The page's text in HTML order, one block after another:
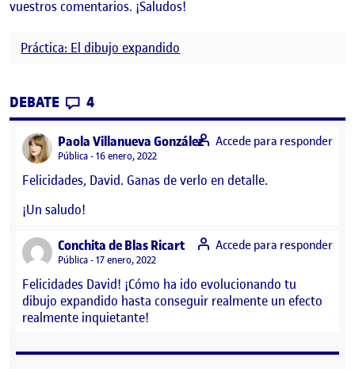
vuestros comentarios. ¡Saludos!
Práctica: El dibujo expandido
DEBATE CONTRIBUTIONS
4EN PEC3. DIBUJO EXPANDIDO.
Paola Villanueva Gonzálezsays:
Visibilidad:
Pública 16 enero, 2022
Felicidades, David. Ganas de verlo en detalle.
¡Un saludo!
Accede para responder
Conchita de Blas Ricartsays:
Visibilidad:
Pública 17 enero, 2022
Felicidades David! ¡Cómo ha ido evolucionando tu
dibujo expandido hasta conseguir realmente un efecto
realmente inquietante!
Accede para responder